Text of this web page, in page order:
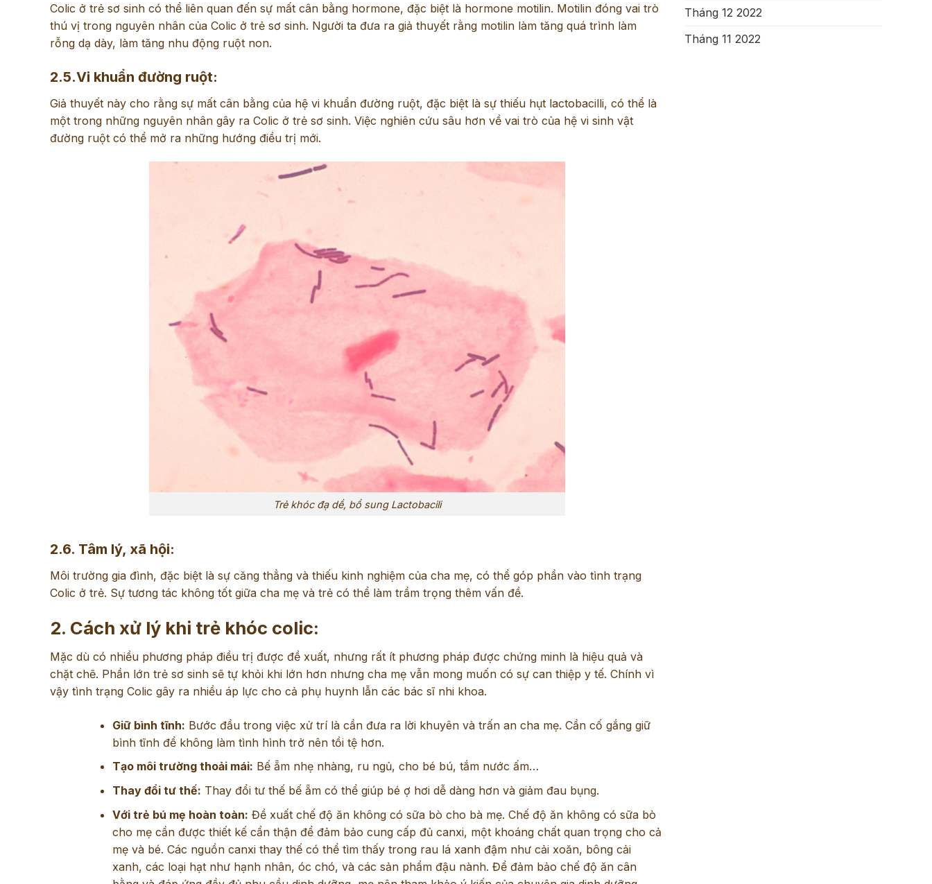
Colic ở trẻ sơ sinh có thể liên quan đến sự mất cân bằng hormone, đặc biệt là hormone motilin. Motilin đóng vai trò
thú vị trong nguyên nhân của Colic ở trẻ sơ sinh. Người ta đưa ra giả thuyết rằng motilin làm tăng quá trình làm
rỗng dạ dày, làm tăng nhu động ruột non.
2.5.Vi khuẩn đường ruột:
Giả thuyết này cho rằng sự mất cân bằng của hệ vi khuẩn đường ruột, đặc biệt là sự thiếu hụt lactobacilli, có thể là
một trong những nguyên nhân gây ra Colic ở trẻ sơ sinh. Việc nghiên cứu sâu hơn về vai trò của hệ vi sinh vật
đường ruột có thể mở ra những hướng điều trị mới.
Trẻ khóc đạ dề, bổ sung Lactobacili
2.6. Tâm lý, xã hội:
Môi trường gia đình, đặc biệt là sự căng thẳng và thiếu kinh nghiệm của cha mẹ, có thể góp phần vào tình trạng
Colic ở trẻ. Sự tương tác không tốt giữa cha mẹ và trẻ có thể làm trầm trọng thêm vấn đề.
2. Cách xử lý khi trẻ khóc colic:
Mặc dù có nhiều phương pháp điều trị được đề xuất, nhưng rất ít phương pháp được chứng minh là hiệu quả và
chặt chẽ. Phần lớn trẻ sơ sinh sẽ tự khỏi khi lớn hơn nhưng cha mẹ vẫn mong muốn có sự can thiệp y tế. Chính vì
vậy tình trạng Colic gây ra nhiều áp lực cho cả phụ huynh lẫn các bác sĩ nhi khoa.
Giữ bình tĩnh: Bước đầu trong việc xử trí là cần đưa ra lời khuyên và trấn an cha mẹ. Cần cố gắng giữ
bình tĩnh để không làm tình hình trở nên tồi tệ hơn.
Tạo môi trường thoải mái: Bế ẵm nhẹ nhàng, ru ngủ, cho bé bú, tắm nước ấm…
Thay đổi tư thế: Thay đổi tư thế bế ẵm có thể giúp bé ợ hơi dễ dàng hơn và giảm đau bụng.
Với trẻ bú mẹ hoàn toàn: Đề xuất chế độ ăn không có sữa bò cho bà mẹ. Chế độ ăn không có sữa bò
cho mẹ cần được thiết kế cẩn thận để đảm bảo cung cấp đủ canxi, một khoáng chất quan trọng cho cả
mẹ và bé. Các nguồn canxi thay thế có thể tìm thấy trong rau lá xanh đậm như cải xoăn, bông cải
xanh, các loại hạt như hạnh nhân, óc chó, và các sản phẩm đậu nành. Để đảm bảo chế độ ăn cân
Tháng 12 2022
Tháng 11 2022